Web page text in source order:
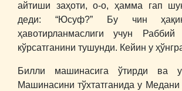
айтиши заҳоти, о-о, ҳамма гап
деди: “Юсуф?” Бу чин
ҳавотирланмаслиги учун
кўрсатганини тушунди. Кейин у
Билли машинасига ўтирди ва
Машинасини тўхтатганида у